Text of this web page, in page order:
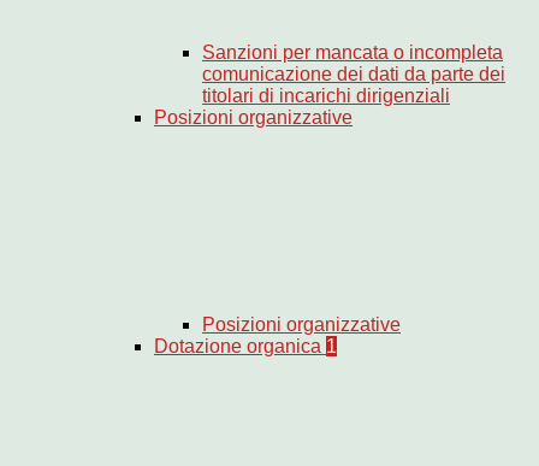
Sanzioni per mancata o incompleta
comunicazione dei dati da parte dei
titolari di incarichi dirigenziali
Posizioni organizzative
Posizioni organizzative
Dotazione organica 1